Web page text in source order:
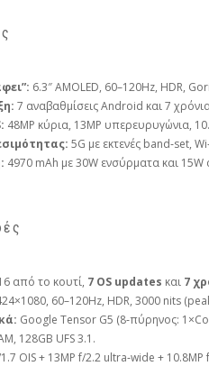
6.3″ AMOLED, 60–120Hz, HDR,
7 αναβαθμίσεις Android και 7
48MP κύρια, 13MP υπερευρυγώνια,
5G με εκτενές band‑set,
4970 mAh με 30W ενσύρματα και
από το κουτί, 7 OS updates και 7
60–120Hz, HDR, 3000 nits
Google Tensor G5 (8‑πύρηνος:
128GB UFS 3.1.
OIS + 13MP f/2.2 ultra‑wide +